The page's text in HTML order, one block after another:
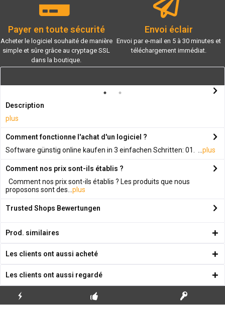
Payer en toute sécurité
Acheter le logiciel souhaité de manière
simple et sûre grâce au cryptage SSL
dans la boutique.
Envoi éclair
Envoi par e-mail en 5 à 30 minutes et
téléchargement immédiat.
Description
plus
Comment fonctionne l'achat d'un logiciel ?
Software günstig online kaufen in 3 einfachen Schritten: 01. ... plus
Comment nos prix sont-ils établis ?
Comment nos prix sont-ils établis ? Les produits que nous
proposons sont des... plus
Trusted Shops Bewertungen
Prod. similaires
Les clients ont aussi acheté
Les clients ont aussi regardé